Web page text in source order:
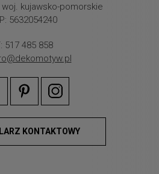
woj. kujawsko-pomorskie
5632054240
517 485 858
KONTAKTOWY